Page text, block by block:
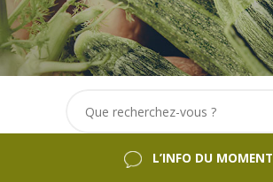
L’INFO DU MOMENT